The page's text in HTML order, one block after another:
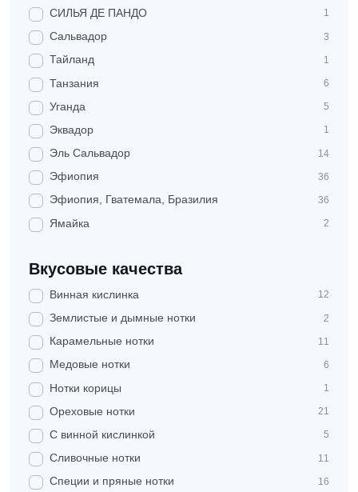
СИЛЬЯ ДЕ ПАНДО 1
Сальвадор 3
Тайланд 1
Танзания 6
Уганда 5
Эквадор 1
Эль Сальвадор 14
Эфиопия 36
Эфиопия, Гватемала, Бразилия 36
Ямайка 2
Вкусовые качества
Винная кислинка 12
Землистые и дымные нотки 2
Карамельные нотки 11
Медовые нотки 6
Нотки корицы 1
Ореховые нотки 21
С винной кислинкой 5
Сливочные нотки 11
Специи и пряные нотки 16